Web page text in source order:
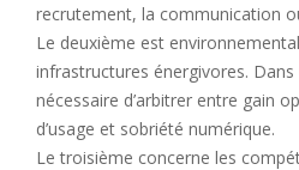
recrutement, la communication
Le deuxième est
infrastructures énergivores. Dans
nécessaire d’arbitrer entre gain
d’usage et sobriété numérique.
Le troisième concerne les